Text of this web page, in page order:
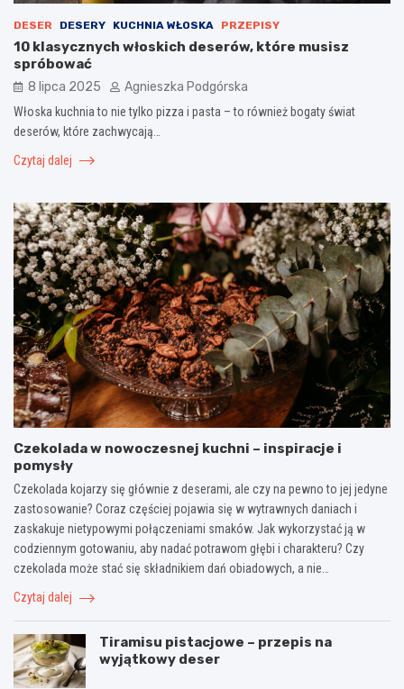
DESER DESERY KUCHNIA WŁOSKA PRZEPISY
10 klasycznych włoskich deserów, które musisz
spróbować
8 lipca 2025 Agnieszka Podgórska
Włoska kuchnia to nie tylko pizza i pasta – to również bogaty świat
deserów, które zachwycają…
Czytaj dalej
Czekolada w nowoczesnej kuchni – inspiracje i
pomysły
Czekolada kojarzy się głównie z deserami, ale czy na pewno to jej jedyne
zastosowanie? Coraz częściej pojawia się w wytrawnych daniach i
zaskakuje nietypowymi połączeniami smaków. Jak wykorzystać ją w
codziennym gotowaniu, aby nadać potrawom głębi i charakteru? Czy
czekolada może stać się składnikiem dań obiadowych, a nie…
Czytaj dalej
Tiramisu pistacjowe – przepis na
wyjątkowy deser